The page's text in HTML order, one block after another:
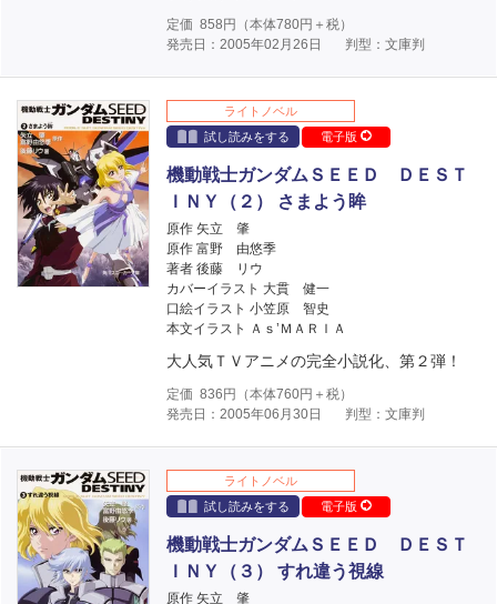
定価 858 円（本体780円＋税）
発売日：2005年02月26日
判型：文庫判
ライトノベル
試し読みをする
電子版
機動戦士ガンダムＳＥＥＤ ＤＥＳＴ
ＩＮＹ（２） さまよう眸
原作 矢立 肇
原作 富野 由悠季
著者 後藤 リウ
カバーイラスト 大貫 健一
口絵イラスト 小笠原 智史
本文イラスト Ａｓ’ＭＡＲＩＡ
大人気ＴＶアニメの完全小説化、第２弾！
定価 836 円（本体760円＋税）
発売日：2005年06月30日
判型：文庫判
ライトノベル
試し読みをする
電子版
機動戦士ガンダムＳＥＥＤ ＤＥＳＴ
ＩＮＹ（３） すれ違う視線
原作 矢立 肇